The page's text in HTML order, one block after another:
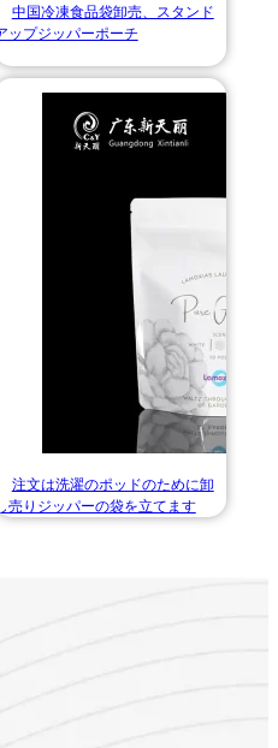
中国冷凍食品袋卸売、スタンド
ップジッパーポーチ
注文は洗濯のポッドのために卸
売りジッパーの袋を立てます